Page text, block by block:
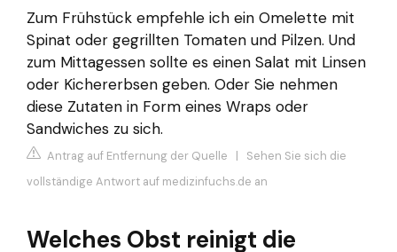
Zum Frühstück empfehle ich ein Omelette mit
Spinat oder gegrillten Tomaten und Pilzen. Und
zum Mittagessen sollte es einen Salat mit Linsen
oder Kichererbsen geben. Oder Sie nehmen
diese Zutaten in Form eines Wraps oder
Sandwiches zu sich.
Antrag auf Entfernung der Quelle | Sehen Sie sich die
vollständige Antwort auf medizinfuchs.de an
Welches Obst reinigt die